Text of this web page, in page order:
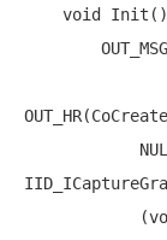
void
            (